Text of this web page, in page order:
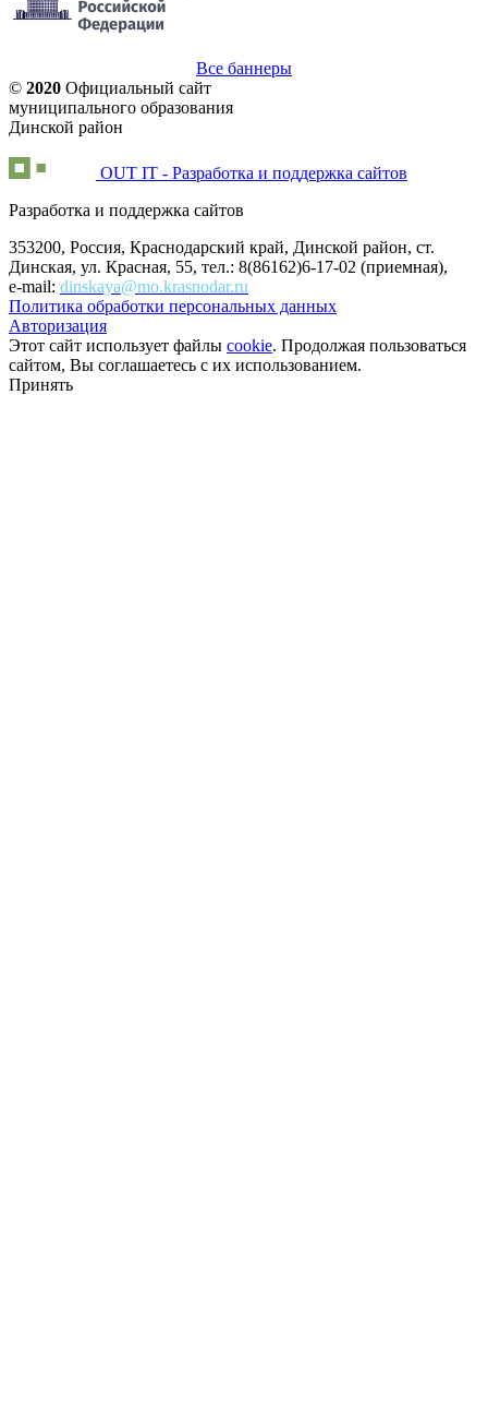
Все баннеры
© 2020 Официальный сайт
муниципального образования
Динской район
OUT IT - Разработка и поддержка сайтов
Разработка и поддержка сайтов
353200, Россия, Краснодарский край, Динской район, ст.
Динская, ул. Красная, 55, тел.: 8(86162)6-17-02 (приемная),
e-mail: dinskaya@mo.krasnodar.ru
Политика обработки персональных данных
Авторизация
Этот сайт использует файлы cookie. Продолжая пользоваться
сайтом, Вы соглашаетесь с их использованием.
Принять